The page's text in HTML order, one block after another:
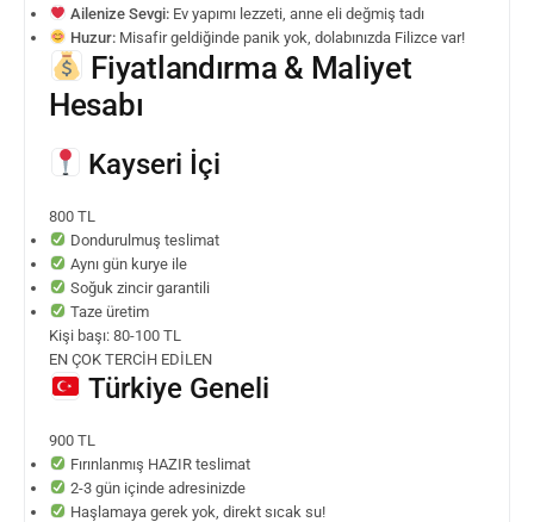
Ailenize Sevgi:Ev yapımı lezzeti, anne eli değmiş tadı
Huzur:Misafir geldiğinde panik yok, dolabınızda Filizce var!
Fiyatlandırma & Maliyet
Hesabı
Kayseri İçi
800 TL
Dondurulmuş teslimat
Aynı gün kurye ile
Soğuk zincir garantili
Taze üretim
Kişi başı: 80-100 TL
EN ÇOK TERCİH EDİLEN
Türkiye Geneli
900 TL
Fırınlanmış HAZIR teslimat
2-3 gün içinde adresinizde
Haşlamaya gerek yok, direkt sıcak su!